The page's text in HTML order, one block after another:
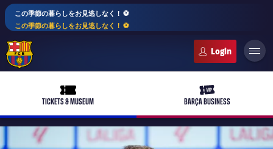
この季節の暮らしをお見逃しなく！ ⚽️
この季節の暮らしをお見逃しなく！ ⚽️
ticket-full
TICKETS & MUSEUM
ticket-vip
BARÇA BUSINESS